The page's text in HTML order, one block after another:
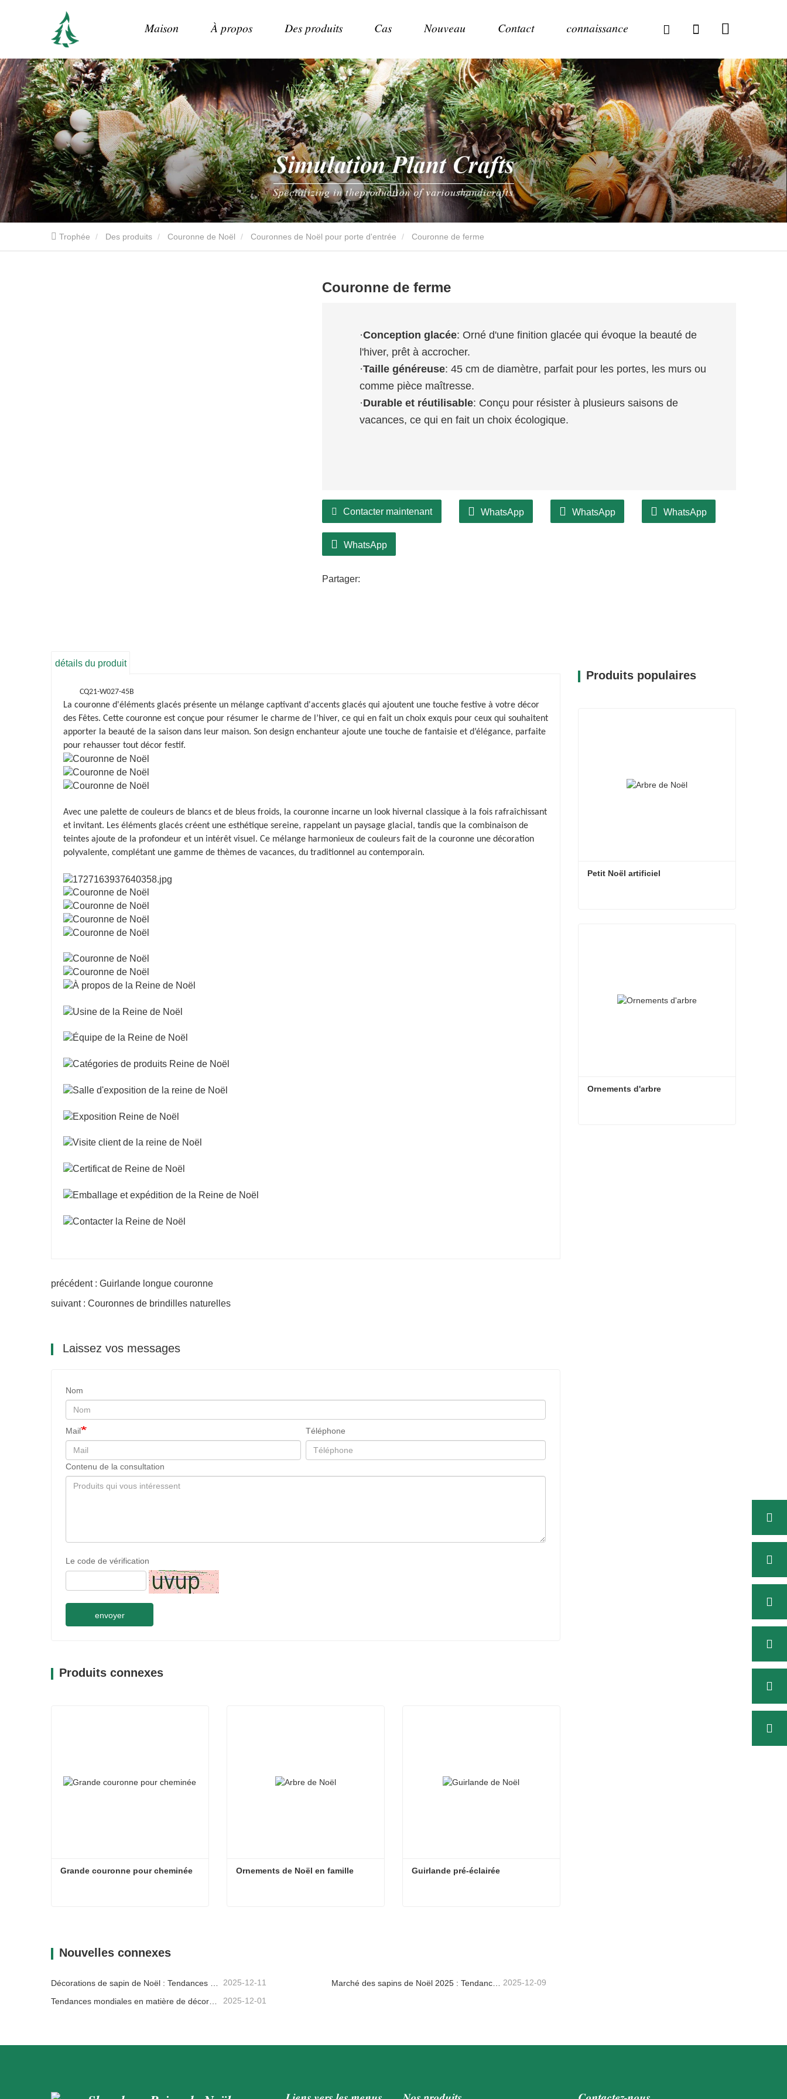
Maison À propos Des produits Cas Nouveau Contact connaissance
Trophée Des produits Couronne de Noël Couronnes de Noël pour porte d'entrée Couronne de ferme
Couronne de ferme
·Conception glacée: Orné d'une finition glacée qui évoque la beauté de
l'hiver, prêt à accrocher.
·Taille généreuse: 45 cm de diamètre, parfait pour les portes, les murs ou
comme pièce maîtresse.
·Durable et réutilisable: Conçu pour résister à plusieurs saisons de
vacances, ce qui en fait un choix écologique.
Contacter maintenant WhatsApp WhatsApp WhatsApp
WhatsApp
Partager:
détails du produit
CQ21-W027-45B
La couronne d'éléments glacés présente un mélange captivant d'accents glacés qui ajoutent une touche festive à votre décor
des Fêtes. Cette couronne est conçue pour résumer le charme de l’hiver, ce qui en fait un choix exquis pour ceux qui souhaitent
apporter la beauté de la saison dans leur maison. Son design enchanteur ajoute une touche de fantaisie et d’élégance, parfaite
pour rehausser tout décor festif.
Avec une palette de couleurs de blancs et de bleus froids, la couronne incarne un look hivernal classique à la fois rafraîchissant
et invitant. Les éléments glacés créent une esthétique sereine, rappelant un paysage glacial, tandis que la combinaison de
teintes ajoute de la profondeur et un intérêt visuel. Ce mélange harmonieux de couleurs fait de la couronne une décoration
polyvalente, complétant une gamme de thèmes de vacances, du traditionnel au contemporain.
précédent : Guirlande longue couronne
suivant : Couronnes de brindilles naturelles
Laissez vos messages
Nom
Mail Téléphone
Contenu de la consultation
Le code de vérification
envoyer
Produits connexes
Grande couronne pour cheminée Ornements de Noël en famille Guirlande pré-éclairée
Nouvelles connexes
2025-12-11 Marché des sapins de Noël 2025 : Tendances, technologies et guide d’approvisionnement pour les acheteurs B2B 2025-12-09
Tendances mondiales en matière de décoration de Noël et pourquoi Christmas Queen reste leader du marché 2025-12-01
Produits populaires
Petit Noël artificiel
Ornements d'arbre